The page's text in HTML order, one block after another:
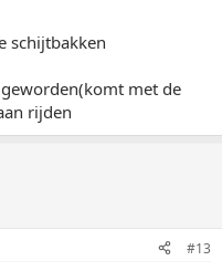
schijtbakken
met de
rijden
#13